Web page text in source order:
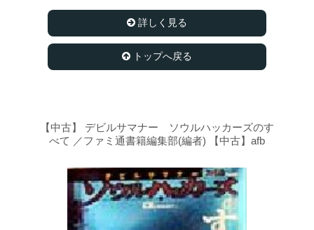
詳しく見る
トップへ戻る
【中古】 デビルサマナー ソウルハッカーズのす
べて ／ファミ通書籍編集部(編者) 【中古】afb